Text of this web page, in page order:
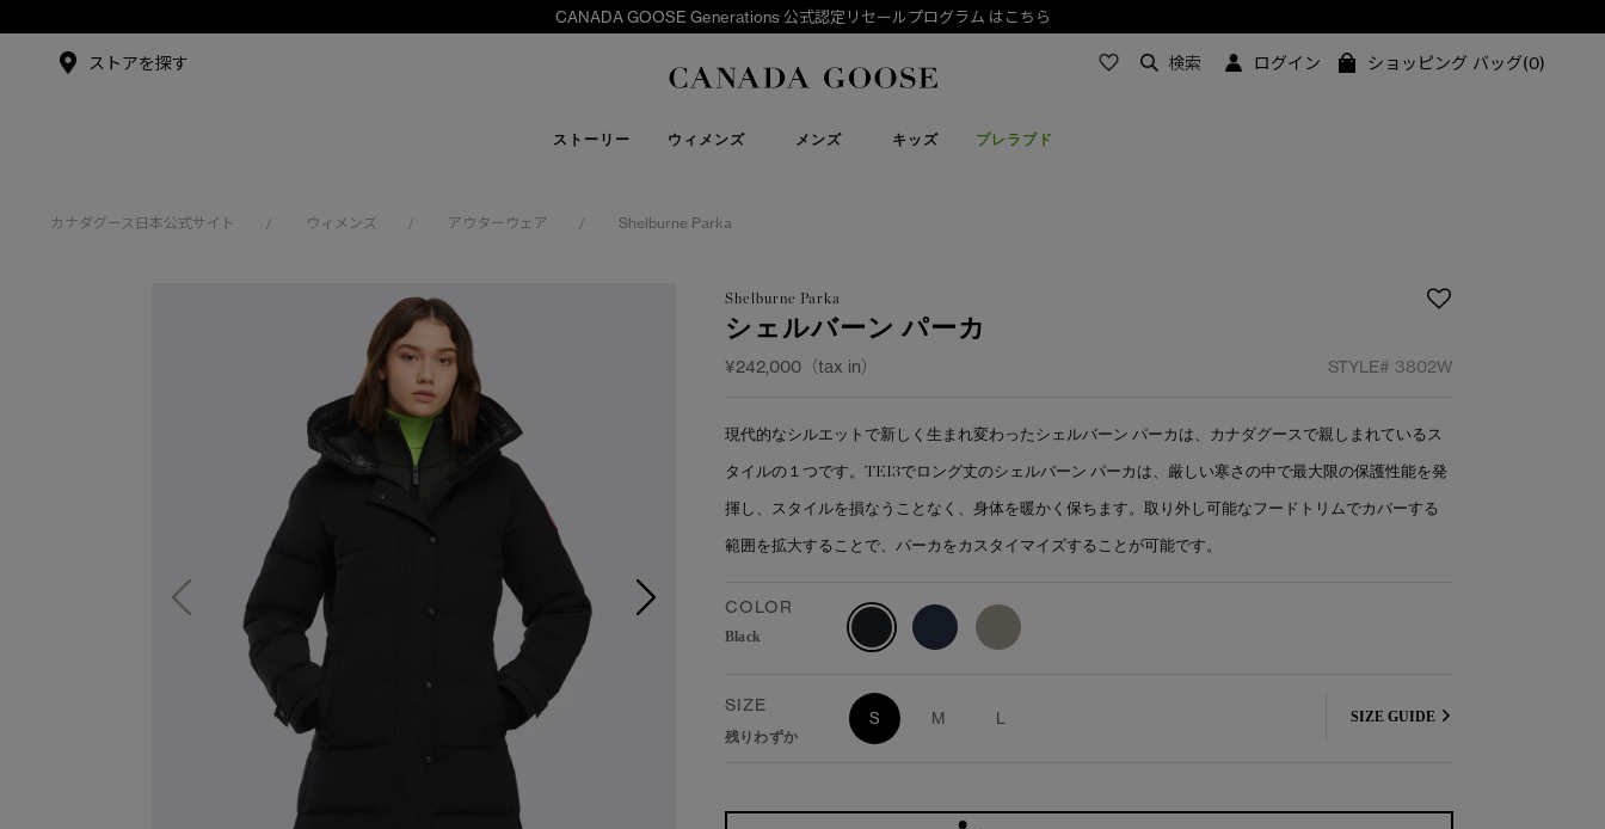
CANADA GOOSE Generations 公式認定リセールプログラム はこちら
Canada Goose
ストーリー
アンバサダー
ウィメンズ メンズ キッズ プレラブド
下取り申請
ストアを探す 検索 ログイン ショッピング バッグ(0)
カナダグース日本公式サイト / ウィメンズ / アウターウェア / Shelburne Parka
Shelburne Parka
シェルバーン パーカ
¥242,000（tax in） STYLE# 3802W
現代的なシルエットで新しく生まれ変わったシェルバーン パーカは、カナダグースで親しまれているス
タイルの１つです。TEI3でロング丈のシェルバーン パーカは、厳しい寒さの中で最大限の保護性能を発
揮し、スタイルを損なうことなく、身体を暖かく保ちます。取り外し可能なフードトリムでカバーする
範囲を拡大することで、パーカをカスタイマイズすることが可能です。
COLOR
Black
SIZE
残りわずか
S M L SIZE GUIDE